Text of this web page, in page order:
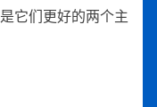
它们更好的两个主